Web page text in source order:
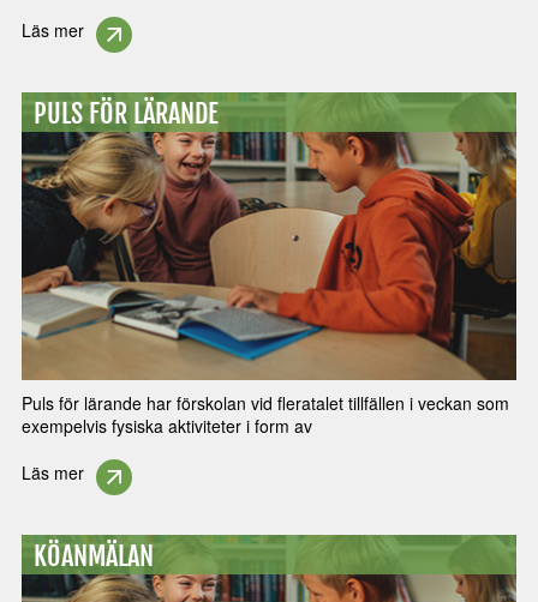
Läs mer
PULS FÖR LÄRANDE
Puls för lärande har förskolan vid fleratalet tillfällen i veckan som
exempelvis fysiska aktiviteter i form av
Läs mer
KÖANMÄLAN